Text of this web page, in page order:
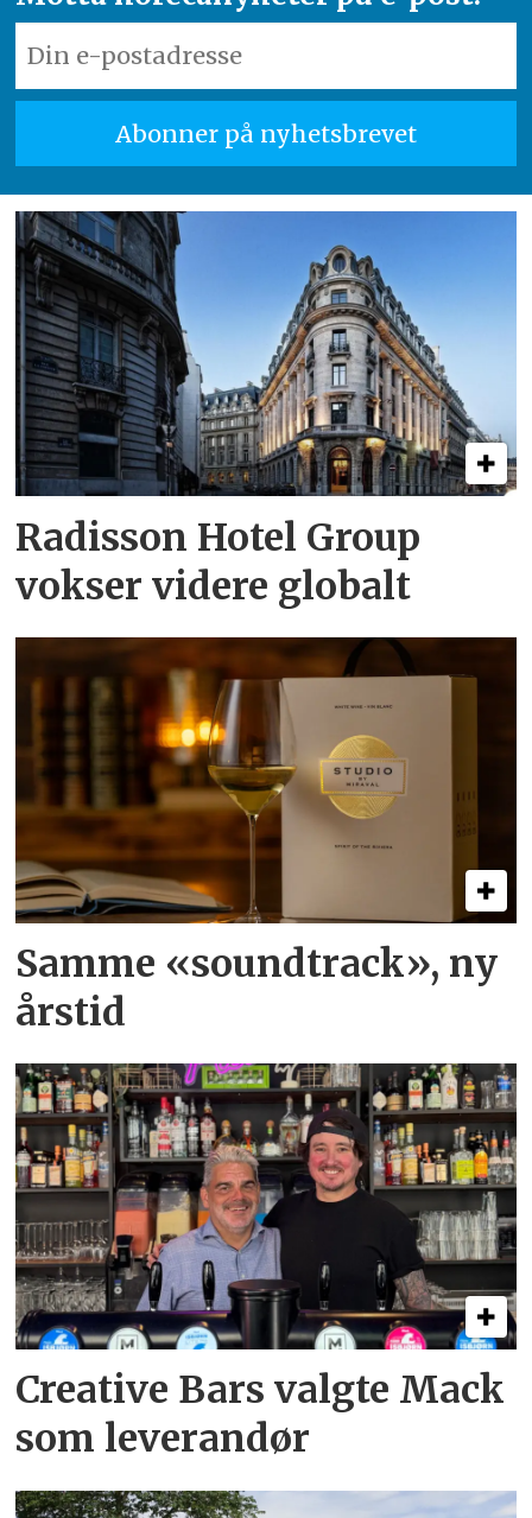
Radisson Hotel Group
vokser videre globalt
Samme «soundtrack», ny
årstid
Creative Bars valgte Mack
som leverandør